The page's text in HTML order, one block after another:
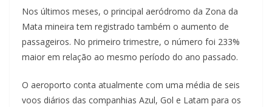
Nos últimos meses, o principal aeródromo da Zona da
Mata mineira tem registrado também o aumento de
passageiros. No primeiro trimestre, o número foi 233%
maior em relação ao mesmo período do ano passado.
O aeroporto conta atualmente com uma média de seis
voos diários das companhias Azul, Gol e Latam para os